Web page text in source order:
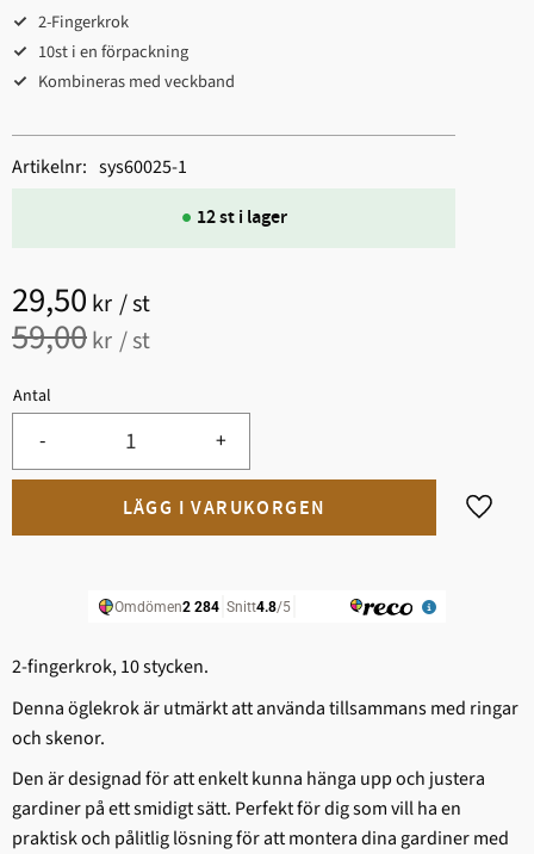
2-Fingerkrok
10st i en förpackning
Kombineras med veckband
Nedsatt pris:
29,50 kr /st
Ordinarie pris:
59,00kr /st
Antal
+
-
Lägg
12 st i lager
Artikelnr sys60025-1
2-fingerkrok, 10 stycken.
Denna öglekrok är utmärkt att använda tillsammans med ringar
och skenor.
Den är designad för att enkelt kunna hänga upp och justera
gardiner på ett smidigt sätt. Perfekt för dig som vill ha en
praktisk och pålitlig lösning för att montera dina gardiner med